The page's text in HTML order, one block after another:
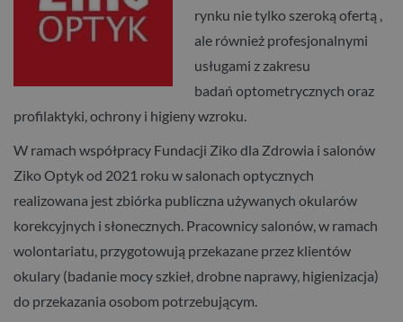
rynku nie tylko szeroką ofertą ,
ale również profesjonalnymi
usługami z zakresu
badań optometrycznych oraz
profilaktyki, ochrony i higieny wzroku.
W ramach współpracy Fundacji Ziko dla Zdrowia i salonów
Ziko Optyk od 2021 roku w salonach optycznych
realizowana jest zbiórka publiczna używanych okularów
korekcyjnych i słonecznych. Pracownicy salonów, w ramach
wolontariatu, przygotowują przekazane przez klientów
okulary (badanie mocy szkieł, drobne naprawy, higienizacja)
do przekazania osobom potrzebującym.